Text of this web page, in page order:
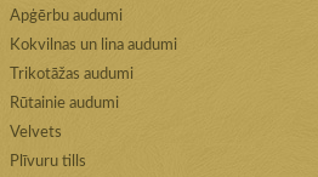
Apģērbu audumi
Kokvilnas un lina audumi
Trikotāžas audumi
Rūtainie audumi
Velvets
Plīvuru tills